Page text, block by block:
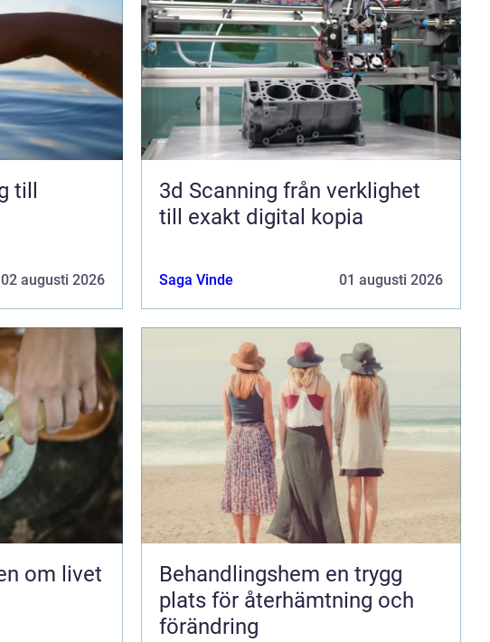
02 augusti 2026
3d Scanning från verklighet
till exakt digital kopia
Saga Vinde 01 augusti 2026
Behandlingshem en trygg
plats för återhämtning och
förändring